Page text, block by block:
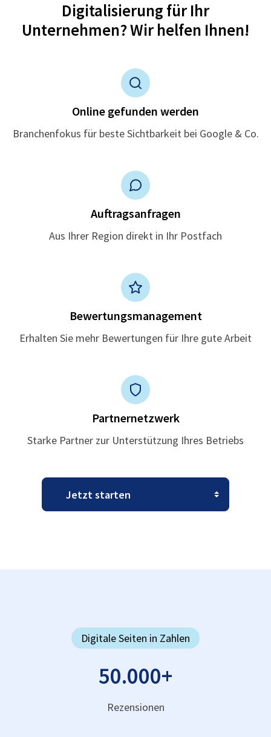
Digitalisierung für Ihr
Unternehmen? Wir helfen Ihnen!
Online gefunden werden
Branchenfokus für beste Sichtbarkeit bei Google & Co.
Auftragsanfragen
Aus Ihrer Region direkt in Ihr Postfach
Bewertungsmanagement
Erhalten Sie mehr Bewertungen für Ihre gute Arbeit
Partnernetzwerk
Starke Partner zur Unterstützung Ihres Betriebs
Digitale Seiten in Zahlen
50.000+
Rezensionen